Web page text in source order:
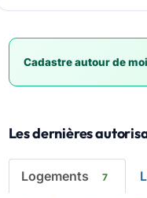
Cadastre autour de moi
Les dernières
Logements 7